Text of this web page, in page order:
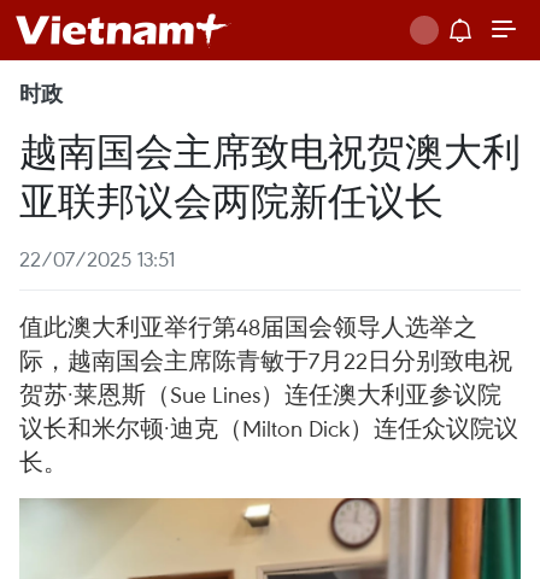
时政
越南国会主席致电祝贺澳大利
亚联邦议会两院新任议长
22/07/2025 13:51
值此澳大利亚举行第48届国会领导人选举之
际，越南国会主席陈青敏于7月22日分别致电祝
贺苏·莱恩斯（Sue Lines）连任澳大利亚参议院
议长和米尔顿·迪克（Milton Dick）连任众议院议
长。